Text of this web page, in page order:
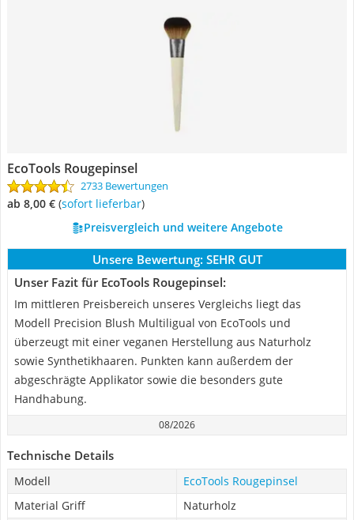
EcoTools Rougepinsel
2733 Bewertungen
ab 8,00 € ( Sofort lieferbar)
Preisvergleich und weitere Angebote
Unsere Bewertung: SEHR GUT
Unser Fazit für EcoTools Rougepinsel:
Im mittleren Preisbereich unseres Vergleichs liegt das
Modell Precision Blush Multiligual von EcoTools und
überzeugt mit einer veganen Herstellung aus Naturholz
sowie Synthetikhaaren. Punkten kann außerdem der
abgeschrägte Applikator sowie die besonders gute
Handhabung.
08/2026
Technische Details
Modell
EcoTools Rougepinsel
Material Griff
Naturholz